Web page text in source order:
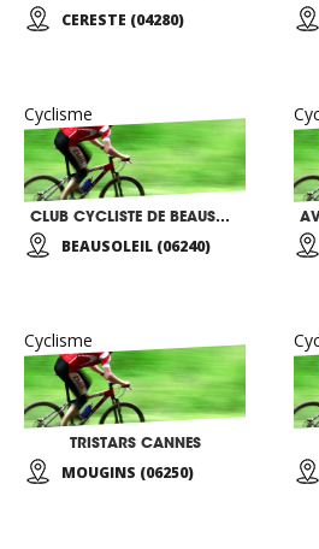
CERESTE (04280)
Cyclisme
CLUB CYCLISTE DE BEAUSOLEIL
BEAUSOLEIL (06240)
Cyclisme
TRISTARS CANNES
MOUGINS (06250)